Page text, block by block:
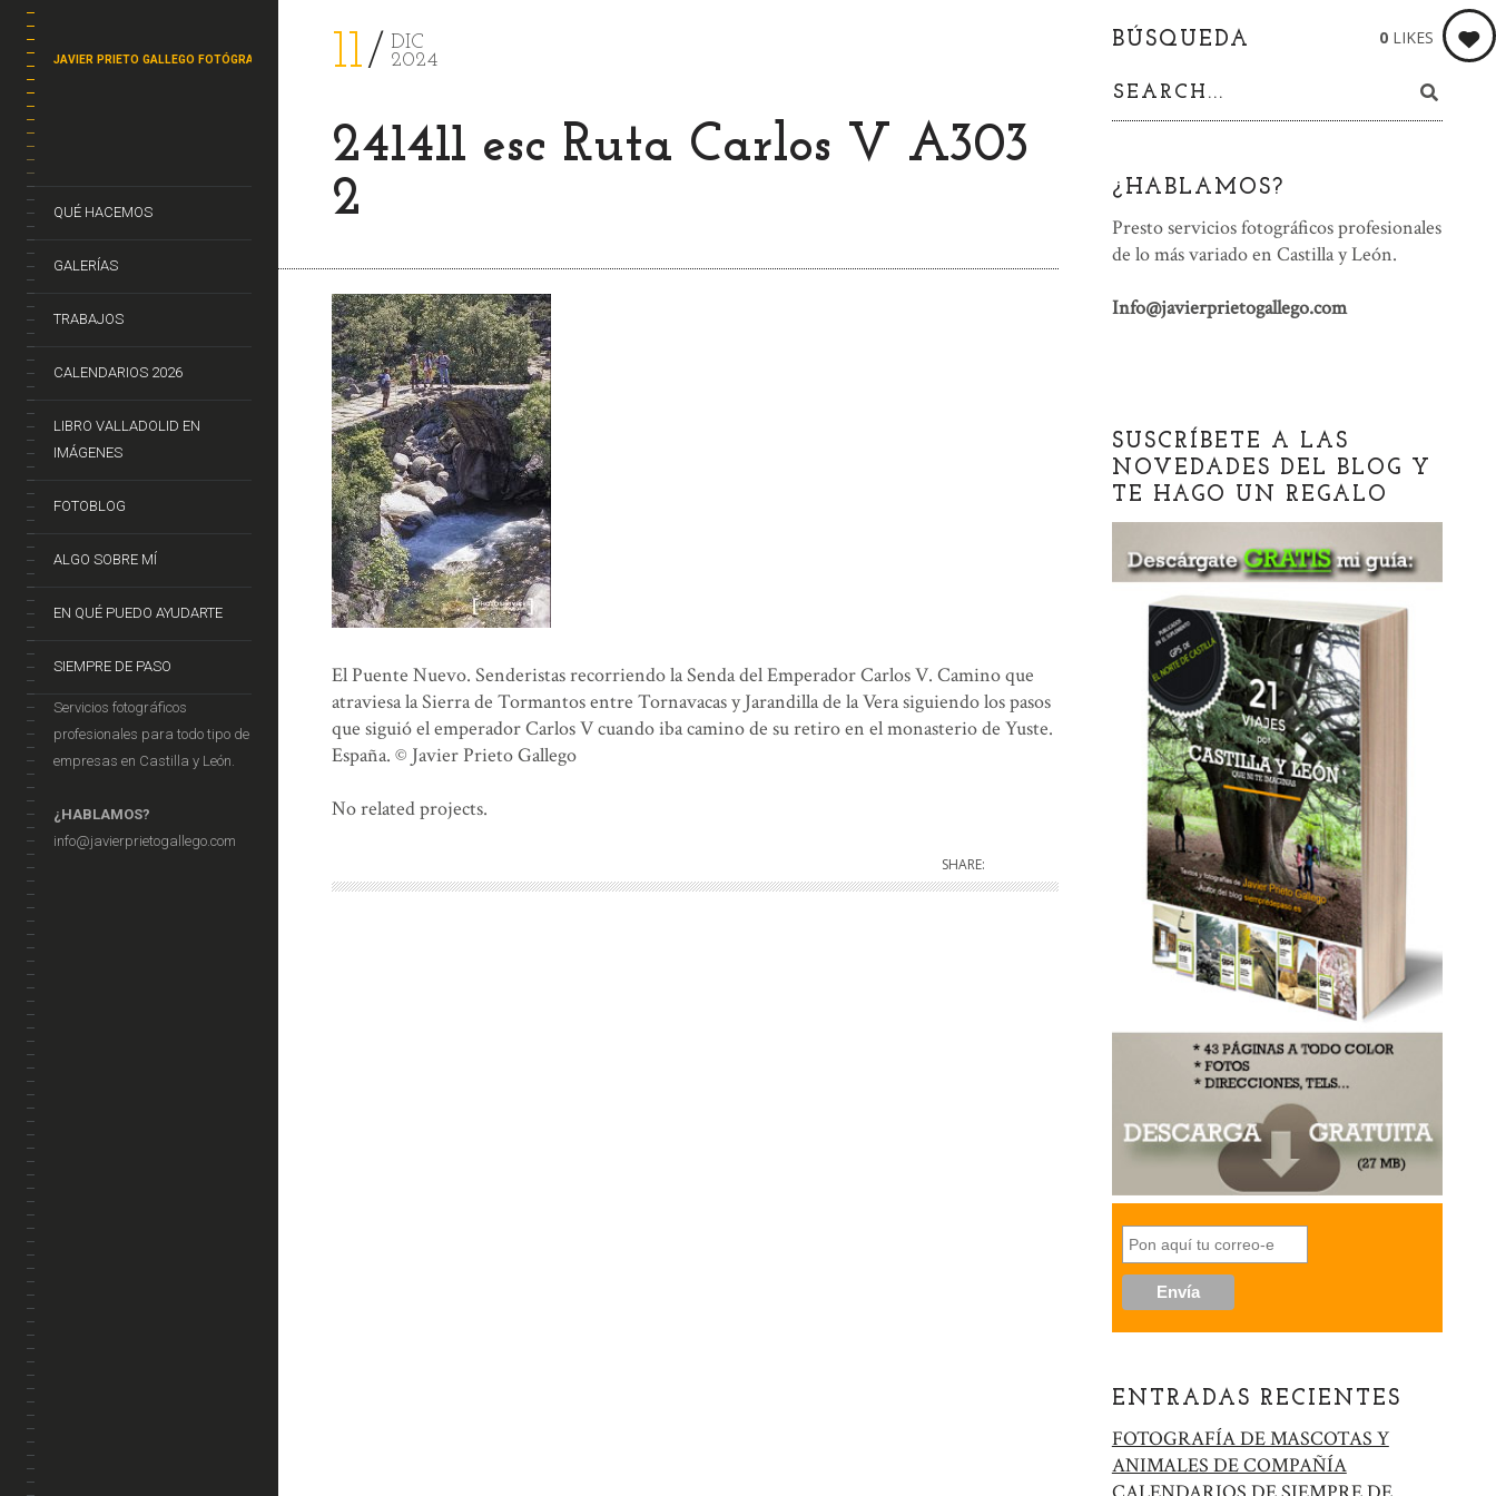
JAVIER PRIETO GALLEGO FOTÓGRAFO
QUÉ HACEMOS
GALERÍAS
TRABAJOS
CALENDARIOS 2026
LIBRO VALLADOLID EN
IMÁGENES
FOTOBLOG
ALGO SOBRE MÍ
EN QUÉ PUEDO AYUDARTE
SIEMPRE DE PASO
Servicios fotográficos
profesionales para todo tipo de
empresas en Castilla y León.
¿HABLAMOS?
info@javierprietogallego.com
11
DIC
2024
241411 esc Ruta Carlos V A303
2
0 LIKES
El Puente Nuevo. Senderistas recorriendo la Senda del Emperador Carlos V. Camino que
atraviesa la Sierra de Tormantos entre Tornavacas y Jarandilla de la Vera siguiendo los pasos
que siguió el emperador Carlos V cuando iba camino de su retiro en el monasterio de Yuste.
España. © Javier Prieto Gallego
No related projects.
SHARE:
BÚSQUEDA
¿HABLAMOS?
Presto servicios fotográficos profesionales
de lo más variado en Castilla y León.
Info@javierprietogallego.com
SUSCRÍBETE A LAS
NOVEDADES DEL BLOG Y
TE HAGO UN REGALO
ENTRADAS RECIENTES
FOTOGRAFÍA DE MASCOTAS Y
ANIMALES DE COMPAÑÍA